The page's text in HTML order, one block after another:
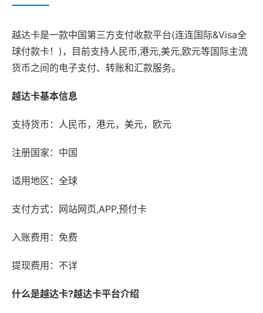
越达卡是一款中国第三方支付收款平台(连连国际&Visa全
球付款卡！)，目前支持人民币,港元,美元,欧元等国际主流
货币之间的电子支付、转账和汇款服务。
越达卡基本信息
支持货币：人民币，港元，美元，欧元
注册国家：中国
适用地区：全球
支付方式：网站网页,APP,预付卡
入账费用：免费
提现费用：不详
什么是越达卡?越达卡平台介绍